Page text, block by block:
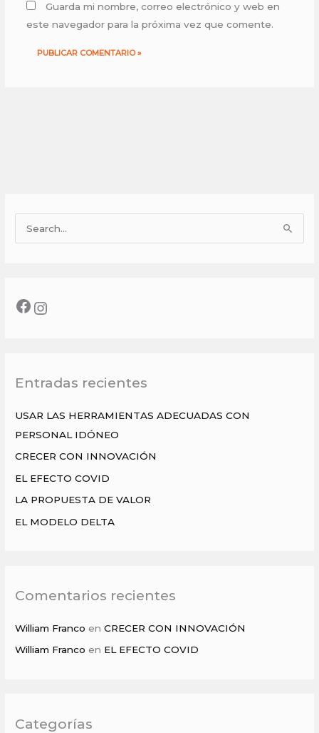
Guarda mi nombre, correo electrónico y web en
este navegador para la próxima vez que comente.
a
rEntradas recientes
USAR LAS HERRAMIENTAS ADECUADAS CON
PERSONAL IDÓNEO
CRECER CON INNOVACIÓN
EL EFECTO COVID
LA PROPUESTA DE VALOR
EL MODELO DELTA
Comentarios recientes
William Franco enCRECER CON INNOVACIÓN
William Franco en EL EFECTO COVID
Categorías